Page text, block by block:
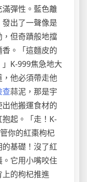
彈性。藍色離
出了一聲像是
但奇蹟般地擋
。「這麵皮的
K-999焦急地大
他必須帶走他
查蒜泥，那是宇
他搬運食材的
起。「走！K-
你的紅棗枸杞
基礎！沒了紅
它用小嘴咬住
的枸杞推進